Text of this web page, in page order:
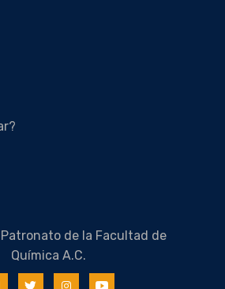
de la Facultad de
Química A.C.